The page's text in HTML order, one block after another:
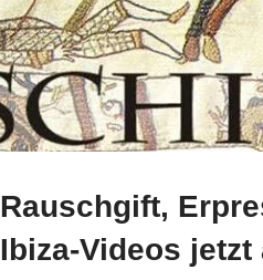
Rauschgift,
Ibiza-Videos